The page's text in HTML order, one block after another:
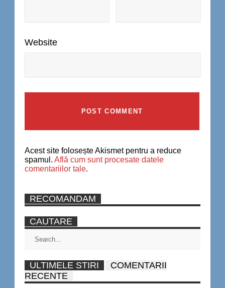
Website
Acest site folosește Akismet pentru a reduce
spamul. Află cum sunt procesate datele
comentariilor tale.
RECOMANDAM
CAUTARE
ULTIMELE STIRI
COMENTARII
RECENTE